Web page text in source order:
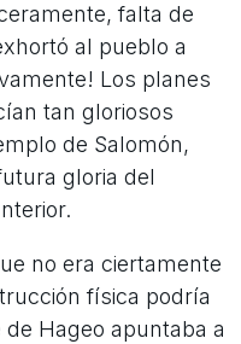
falta de
al pueblo a
Los planes
tan gloriosos
de Salomón,
gloria del
no era ciertamente
física podría
Hageo apuntaba a